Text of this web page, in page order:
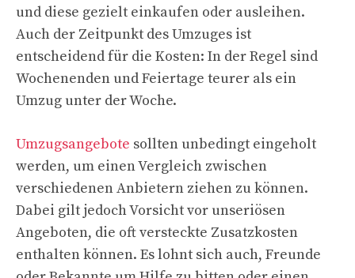
und diese gezielt einkaufen oder ausleihen.
Auch der Zeitpunkt des Umzuges ist
entscheidend für die Kosten: In der Regel sind
Wochenenden und Feiertage teurer als ein
Umzug unter der Woche.
Umzugsangebote sollten unbedingt eingeholt
werden, um einen Vergleich zwischen
verschiedenen Anbietern ziehen zu können.
Dabei gilt jedoch Vorsicht vor unseriösen
Angeboten, die oft versteckte Zusatzkosten
enthalten können. Es lohnt sich auch, Freunde